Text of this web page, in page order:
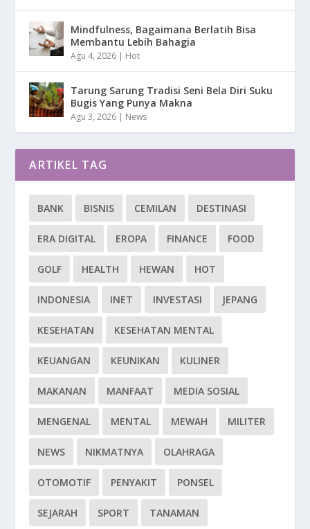
Mindfulness, Bagaimana Berlatih Bisa
Membantu Lebih Bahagia
Agu 4, 2026 | Hot
Tarung Sarung Tradisi Seni Bela Diri Suku
Bugis Yang Punya Makna
Agu 3, 2026 | News
ARTIKEL TAG
BANK BISNIS CEMILAN DESTINASI
ERA DIGITAL EROPA FINANCE FOOD
GOLF HEALTH HEWAN HOT
INDONESIA INET INVESTASI JEPANG
KESEHATAN KESEHATAN MENTAL
KEUANGAN KEUNIKAN KULINER
MAKANAN MANFAAT MEDIA SOSIAL
MENGENAL MENTAL MEWAH MILITER
NEWS NIKMATNYA OLAHRAGA
OTOMOTIF PENYAKIT PONSEL
SEJARAH SPORT TANAMAN